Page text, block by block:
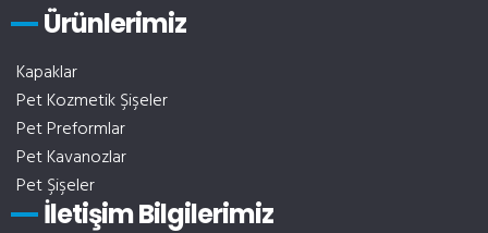
Ürünlerimiz
Kapaklar
Pet Kozmetik Şişeler
Pet Preformlar
Pet Kavanozlar
Pet Şişeler
İletişim Bilgilerimiz